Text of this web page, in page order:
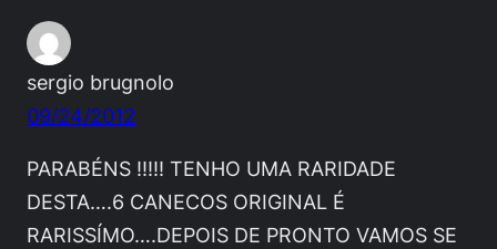
sergio brugnolo
09/24/2012
PARABÉNS !!!!! TENHO UMA RARIDADE
DESTA….6 CANECOS ORIGINAL É
RARISSÍMO….DEPOIS DE PRONTO VAMOS SE